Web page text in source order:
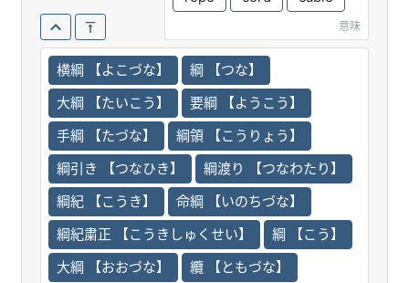
意味
横綱 【よこづな】
綱 【つな】
大綱 【たいこう】
要綱 【ようこう】
手綱 【たづな】
綱領 【こうりょう】
綱引き 【つなひき】
綱渡り 【つなわたり】
綱紀 【こうき】
命綱 【いのちづな】
綱紀粛正 【こうきしゅくせい】
綱 【こう】
大綱 【おおづな】
纜 【ともづな】